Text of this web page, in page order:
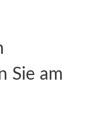
Sie am